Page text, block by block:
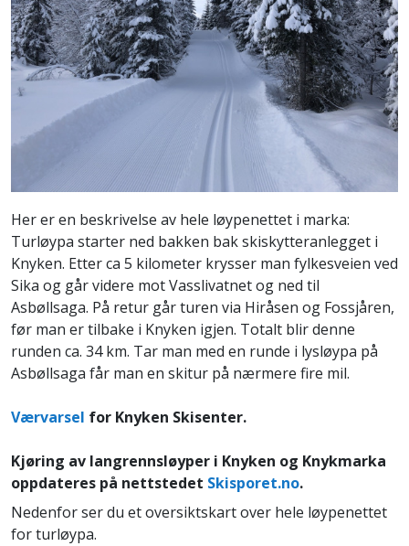
Her er en beskrivelse av hele løypenettet i marka:
Turløypa starter ned bakken bak skiskytteranlegget i
Knyken. Etter ca 5 kilometer krysser man fylkesveien ved
Sika og går videre mot Vasslivatnet og ned til
Asbøllsaga. På retur går turen via Hiråsen og Fossjåren,
før man er tilbake i Knyken igjen. Totalt blir denne
runden ca. 34 km. Tar man med en runde i lysløypa på
Asbøllsaga får man en skitur på nærmere fire mil.
Værvarsel for Knyken Skisenter.
Kjøring av langrennsløyper i Knyken og Knykmarka
oppdateres på nettstedet Skisporet.no.
Nedenfor ser du et oversiktskart over hele løypenettet
for turløypa.